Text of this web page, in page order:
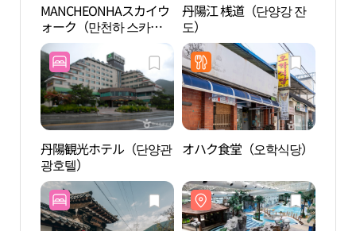
MANCHEONHAスカイウ
ォーク（만천하 스카이
워크）
丹陽江 桟道（단양강 잔
도）
丹陽観光ホテル（단양관
광호텔）
オハク食堂（오학식당）